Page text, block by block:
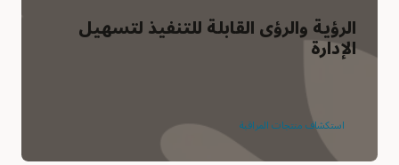
الرؤية والرؤى القابلة للتنفيذ لتسهيل
الإدارة
استكشاف منتجات المراقبة